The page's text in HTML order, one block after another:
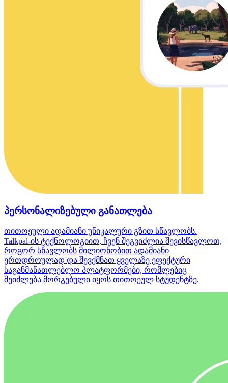
პერსონალიზებული განათლება
თითოეული ადამიანი უნიკალური გზით სწავლობს.
Talkpal-ის ტექნოლოგიით, ჩვენ შეგვიძლია შევისწავლოთ,
როგორ სწავლობს მილიონობით ადამიანი
ერთდროულად და შევქმნათ ყველაზე ეფექტური
საგანმანათლებლო პლატფორმები, რომლებიც
შეიძლება მორგებული იყოს თითოეულ სტუდენტზე.